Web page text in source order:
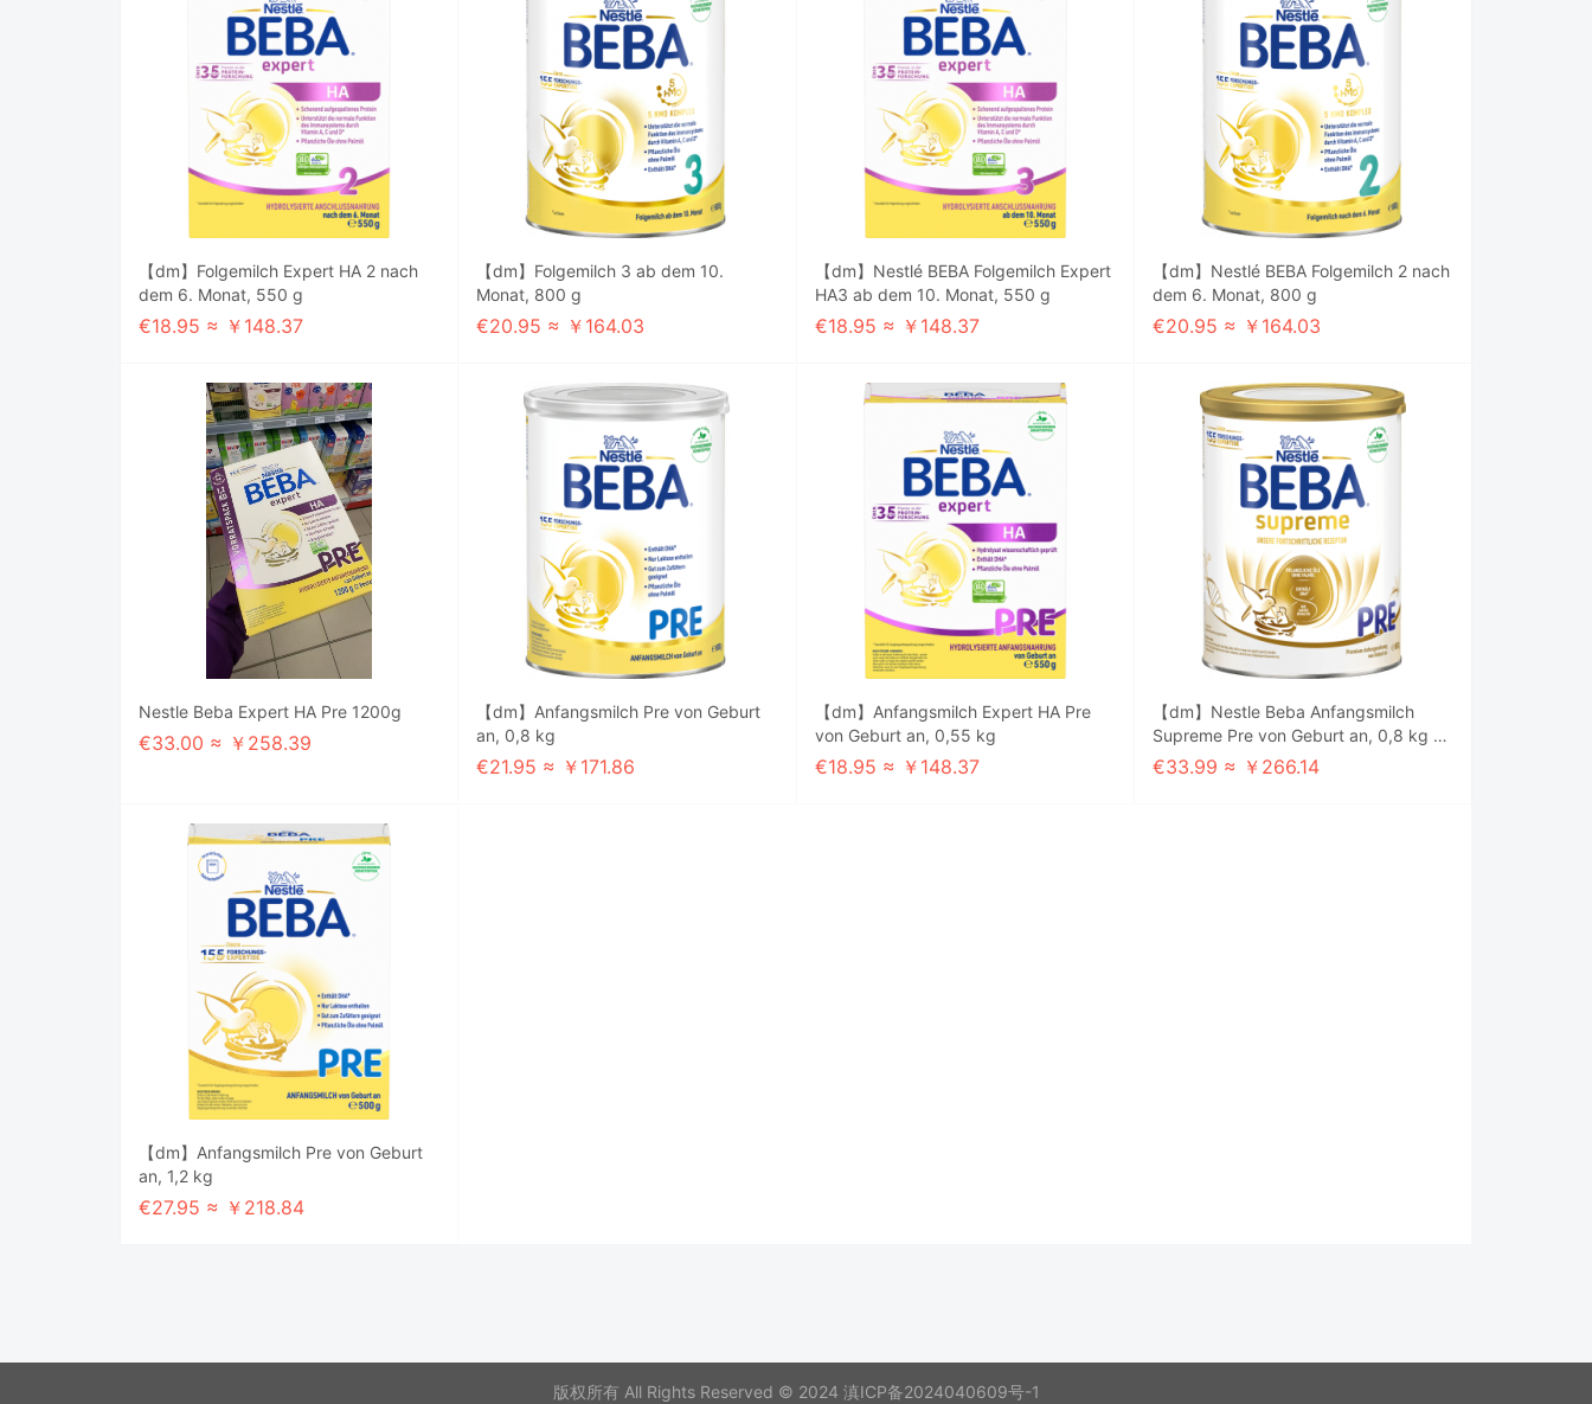
【dm】Folgemilch Expert HA 2 nach
dem 6. Monat, 550 g
€18.95 ≈ ￥148.37
【dm】Folgemilch 3 ab dem 10.
Monat, 800 g
€20.95 ≈ ￥164.03
【dm】Nestlé BEBA Folgemilch Expert
HA3 ab dem 10. Monat, 550 g
€18.95 ≈ ￥148.37
【dm】Nestlé BEBA Folgemilch 2 nach
dem 6. Monat, 800 g
€20.95 ≈ ￥164.03
Nestle Beba Expert HA Pre 1200g
€33.00 ≈ ￥258.39
【dm】Anfangsmilch Pre von Geburt
an, 0,8 kg
€21.95 ≈ ￥171.86
【dm】Anfangsmilch Expert HA Pre
von Geburt an, 0,55 kg
€18.95 ≈ ￥148.37
【dm】Nestle Beba Anfangsmilch
Supreme Pre von Geburt an, 0,8 kg 雀
巢至尊pre 0-6m 800g
€33.99 ≈ ￥266.14
【dm】Anfangsmilch Pre von Geburt
an, 1,2 kg
€27.95 ≈ ￥218.84
版权所有 All Rights Reserved © 2024 滇ICP备2024040609号-1